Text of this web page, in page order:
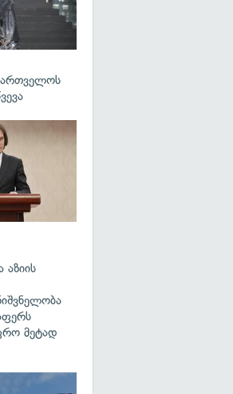
აზიის
მეტად